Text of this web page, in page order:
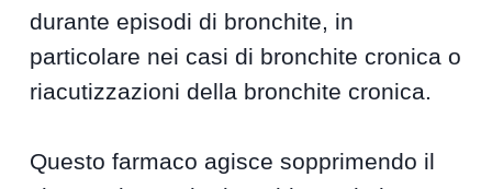
durante episodi di bronchite, in
particolare nei casi di bronchite cronica o
riacutizzazioni della bronchite cronica.
Questo farmaco agisce sopprimendo il